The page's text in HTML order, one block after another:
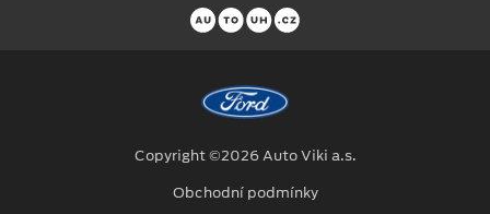
Copyright ©2026 Auto Viki a.s.
Obchodní podmínky